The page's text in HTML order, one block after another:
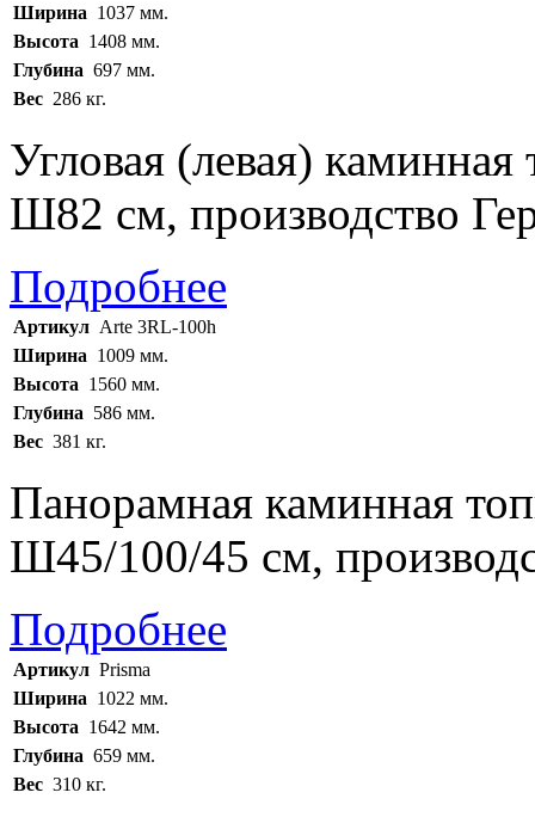
Ширина 1037 мм.
Высота 1408 мм.
Глубина 697 мм.
Вес 286 кг.
Угловая (левая)
Ш82 см, производство
Подробнее
Артикул Arte 3RL-100h
Ширина 1009 мм.
Высота 1560 мм.
Глубина 586 мм.
Вес 381 кг.
Панорамная каминная
Ш45/100/45 см,
Подробнее
Артикул Prisma
Ширина 1022 мм.
Высота 1642 мм.
Глубина 659 мм.
Вес 310 кг.